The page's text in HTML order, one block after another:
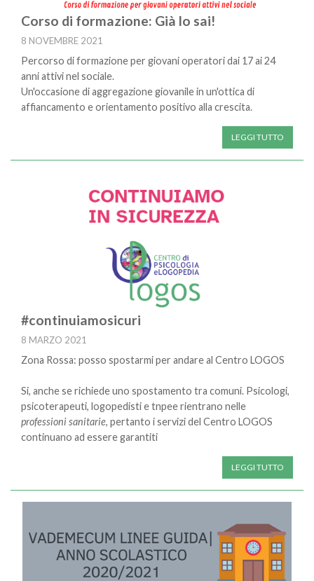
Corso di formazione: Già lo sai!
8 NOVEMBRE 2021
Percorso di formazione per giovani operatori dai 17 ai 24
anni attivi nel sociale.
Un'occasione di aggregazione giovanile in un'ottica di
affiancamento e orientamento positivo alla crescita.
LEGGI TUTTO
#continuiamosicuri
8 MARZO 2021
Zona Rossa: posso spostarmi per andare al Centro LOGOS
Si, anche se richiede uno spostamento tra comuni. Psicologi,
psicoterapeuti, logopedisti e tnpee rientrano nelle
professioni sanitarie, pertanto i servizi del Centro LOGOS
continuano ad essere garantiti
LEGGI TUTTO